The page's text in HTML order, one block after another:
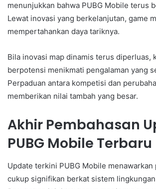
menunjukkan bahwa PUBG Mobile terus
Lewat inovasi yang berkelanjutan, game
mempertahankan daya tariknya.
Bila inovasi map dinamis terus diperluas,
berpotensi menikmati pengalaman yang
Perpaduan antara kompetisi dan
memberikan nilai tambah yang besar.
Akhir Pembahasan
PUBG Mobile Terbaru
Update terkini PUBG Mobile menawarkan
cukup signifikan berkat sistem